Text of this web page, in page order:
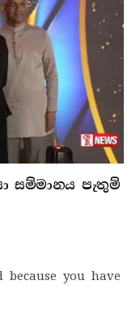
සම්මානය පැතුම්
because you have